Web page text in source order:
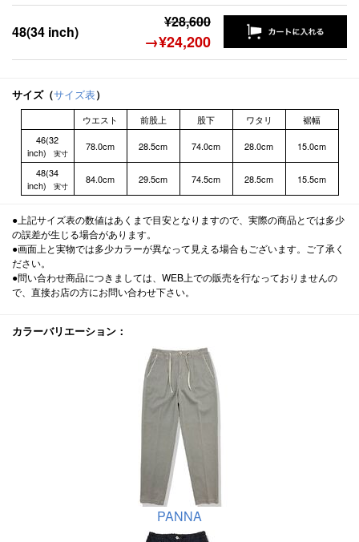
48(34 inch)
¥28,600
→¥24,200
サイズ（サイズ表）
ウエスト 前股上 股下 ワタリ
裾幅
46(32
inch) 実寸
78.0cm 28.5cm 74.0cm 28.0cm 15.0cm
48(34
inch) 実寸
84.0cm 29.5cm 74.5cm 28.5cm 15.5cm
●上記サイズ表の数値はあくまで目安となりますので、実際の商品とでは多少
の誤差が生じる場合があります。
●画面上と実物では多少カラーが異なって見える場合もございます。ご了承く
ださい。
●問い合わせ商品につきましては、WEB上での販売を行なっておりませんの
で、直接お店の方にお問い合わせ下さい。
カラーバリエーション：
PANNA